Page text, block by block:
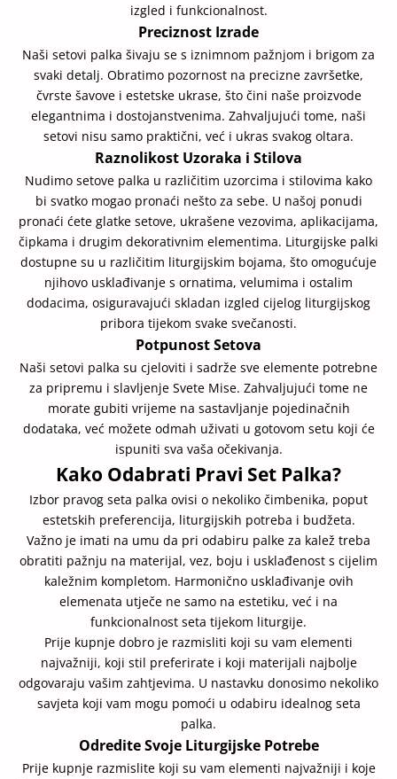
izgled i funkcionalnost.
Preciznost Izrade
Naši setovi palka šivaju se s iznimnom pažnjom i brigom za
svaki detalj. Obratimo pozornost na precizne završetke,
čvrste šavove i estetske ukrase, što čini naše proizvode
elegantnima i dostojanstvenima. Zahvaljujući tome, naši
setovi nisu samo praktični, već i ukras svakog oltara.
Raznolikost Uzoraka i Stilova
Nudimo setove palka u različitim uzorcima i stilovima kako
bi svatko mogao pronaći nešto za sebe. U našoj ponudi
pronaći ćete glatke setove, ukrašene vezovima, aplikacijama,
čipkama i drugim dekorativnim elementima. Liturgijske palki
dostupne su u različitim liturgijskim bojama, što omogućuje
njihovo usklađivanje s ornatima, velumima i ostalim
dodacima, osiguravajući skladan izgled cijelog liturgijskog
pribora tijekom svake svečanosti.
Potpunost Setova
Naši setovi palka su cjeloviti i sadrže sve elemente potrebne
za pripremu i slavljenje Svete Mise. Zahvaljujući tome ne
morate gubiti vrijeme na sastavljanje pojedinačnih
dodataka, već možete odmah uživati u gotovom setu koji će
ispuniti sva vaša očekivanja.
Kako Odabrati Pravi Set Palka?
Izbor pravog seta palka ovisi o nekoliko čimbenika, poput
estetskih preferencija, liturgijskih potreba i budžeta.
Važno je imati na umu da pri odabiru palke za kalež treba
obratiti pažnju na materijal, vez, boju i usklađenost s cijelim
kaležnim kompletom. Harmonično usklađivanje ovih
elemenata utječe ne samo na estetiku, već i na
funkcionalnost seta tijekom liturgije.
Prije kupnje dobro je razmisliti koji su vam elementi
najvažniji, koji stil preferirate i koji materijali najbolje
odgovaraju vašim zahtjevima. U nastavku donosimo nekoliko
savjeta koji vam mogu pomoći u odabiru idealnog seta
palka.
Odredite Svoje Liturgijske Potrebe
Prije kupnje razmislite koji su vam elementi najvažniji i koje